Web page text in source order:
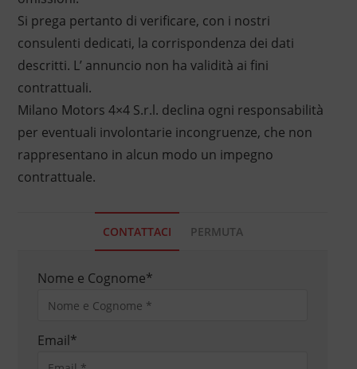
Si prega pertanto di verificare, con i nostri
consulenti dedicati, la corrispondenza dei dati
descritti. L’ annuncio non ha validità ai fini
contrattuali.
Milano Motors 4×4 S.r.l. declina ogni responsabilità
per eventuali involontarie incongruenze, che non
rappresentano in alcun modo un impegno
contrattuale.
CONTATTACI PERMUTA
Nome e Cognome*
Email*